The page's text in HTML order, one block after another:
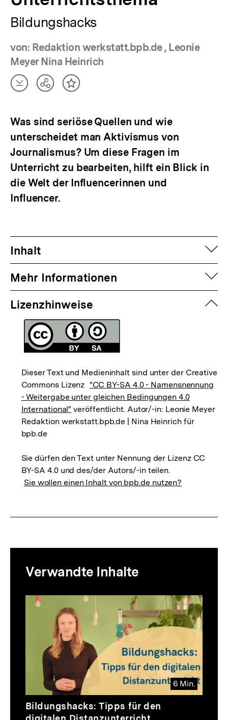
Bildungshacks
von: Redaktion werkstatt.bpb.de , Leonie
Meyer Nina Heinrich
Artikel
herunterladen
TeilenInhalt
Was sind seriöse Quellen und wie
unterscheidet man Aktivismus von
Journalismus? Um diese Fragen im
Unterricht zu bearbeiten, hilft ein Blick in
die Welt der Influencerinnen und
Influencer.
Inhalt
Mehr Informationen
Lizenzhinweise
Dieser Text und Medieninhalt sind unter der Creative
Commons Lizenz "CC BY-SA 4.0 - Namensnennung
- Weitergabe unter gleichen Bedingungen 4.0
International" veröffentlicht. Autor/-in: Leonie Meyer
Redaktion werkstatt.bpb.de | Nina Heinrich für
bpb.de
Sie dürfen den Text unter Nennung der Lizenz CC
BY-SA 4.0 und des/der Autors/-in teilen.
Sie wollen einen Inhalt von bpb.de nutzen?
zur
Thematik
Verwandte Inhalte
Inhaltskarussell
überspringen
6 Min.
Video
Dauer
6
Bildungshacks: Tipps für den